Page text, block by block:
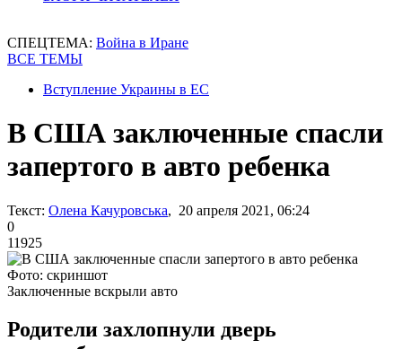
СПЕЦТЕМА: Война в Иране
ВСЕ ТЕМЫ
Вступление Украины в ЕС
В США заключенные спасли
запертого в авто ребенка
Текст: Олена Качуровська, 20 апреля 2021, 06:24
0
11925
Фото: скриншот
Заключенные вскрыли авто
Родители захлопнули дверь